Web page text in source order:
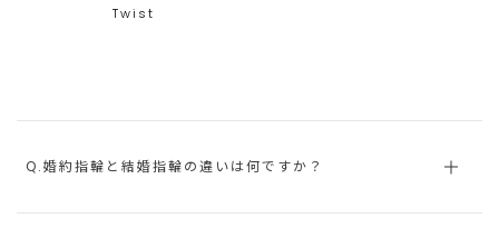
Twist
Q.婚約指輪と結婚指輪の違いは何ですか？